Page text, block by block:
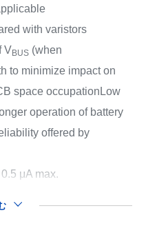
with varistors
VBUS (when
to minimize impact on
space occupation Low
operation of battery
offered by
μA max.